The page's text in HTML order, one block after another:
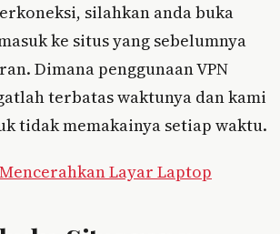
silahkan anda buka
ke situs yang sebelumnya
Dimana penggunaan VPN
terbatas waktunya dan kami
tidak memakainya setiap waktu.
Layar Laptop